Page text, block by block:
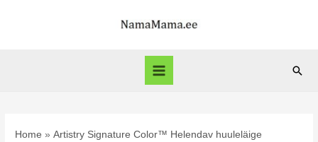
Main
Home Artistry Signature Color™ Helendav huuleläige